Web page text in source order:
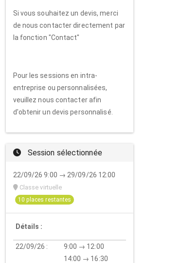
Si vous souhaitez un devis, merci
de nous contacter directement par
la fonction "Contact"
Pour les sessions en intra-
entreprise ou personnalisées,
veuillez nous contacter afin
d'obtenir un devis personnalisé.
Session sélectionnée
22/09/26 9:00 → 29/09/26 12:00
Classe virtuelle
10 places restantes
Détails :
22/09/26 :
9:00 → 12:00
14:00 → 16:30